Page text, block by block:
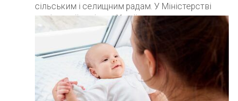
сільським і селищним радам. У Міністерстві
соціальної політики України також
повідомляють, що кандидати в усиновлювачі...